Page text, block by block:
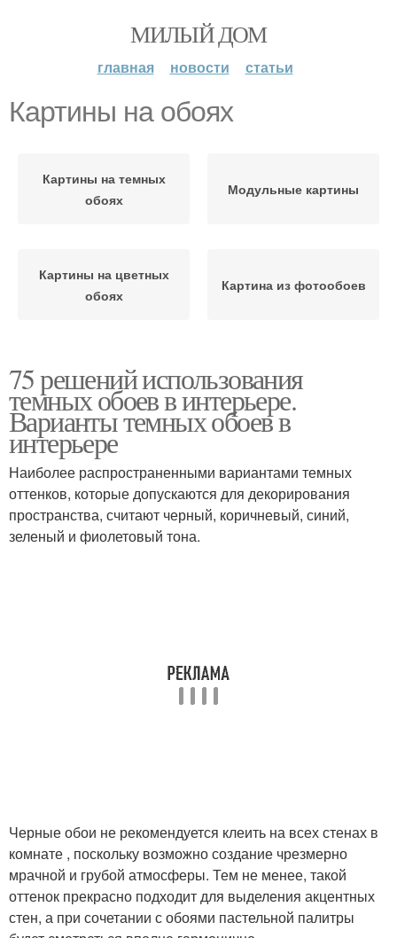
МИЛЫЙ ДОМ
главная новости статьи
Картины на обоях
Картины на темных
обоях
Модульные картины
Картины на цветных
обоях
Картина из фотообоев
75 решений использования
темных обоев в интерьере.
Варианты темных обоев в
интерьере
Наиболее распространенными вариантами темных
оттенков, которые допускаются для декорирования
пространства, считают черный, коричневый, синий,
зеленый и фиолетовый тона.
Черные обои не рекомендуется клеить на всех стенах в
комнате , поскольку возможно создание чрезмерно
мрачной и грубой атмосферы. Тем не менее, такой
оттенок прекрасно подходит для выделения акцентных
стен, а при сочетании с обоями пастельной палитры